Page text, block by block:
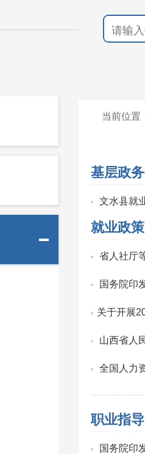
当前位置
基层政
文水县就
就业政策
省人社厅
国务院印
关于开展
山西省人
全国人力
职业指导
国务院印